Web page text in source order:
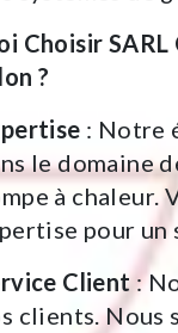
Choisir
?
: Notre
le domaine
à chaleur.
pour un
Client:
clients. Nous